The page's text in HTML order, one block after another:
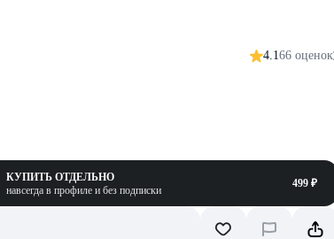
4.166 оценок
КУПИТЬ ОТДЕЛЬНО
навсегда в профиле и без подписки
499 ₽